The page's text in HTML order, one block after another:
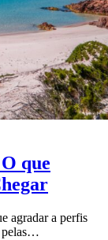
que
agradar a perfis
pelas…